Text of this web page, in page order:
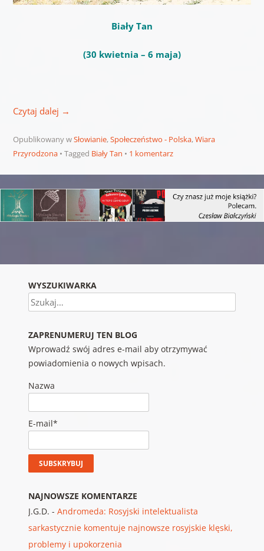
Biały Tan
(30 kwietnia – 6 maja)
Czytaj dalej →
Opublikowany wSłowianie,Społeczeństwo - Polska,Wiara
Przyrodzona
Tagged Biały Tan 1 komentarz
WYSZUKIWARKA
Szukaj
ZAPRENUMERUJ TEN BLOG
Wprowadź swój adres e-mail aby otrzymywać
powiadomienia o nowych wpisach.
Nazwa
E-mail*
NAJNOWSZE KOMENTARZE
J.G.D. - Andromeda: Rosyjski intelektualista
sarkastycznie komentuje najnowsze rosyjskie klęski,
problemy i upokorzenia